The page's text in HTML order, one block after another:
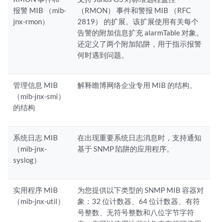
报警 MIB （mib-
jnx-rmon）
（RMON） 事件和警报 MIB （RFC
2819） 的扩展。该扩展使用有关每个
告警的附加信息扩充 alarmTable 对象。
还定义了两个附加陷阱，用于指示报警
何时遇到问题。
管理信息 MIB
（mib-jnx-smi）
的结构
解释瞻博网络企业专用 MIB 的结构。
系统日志 MIB
（mib-jnx-
syslog）
在出现重要系统日志消息时，支持通知
基于 SNMP 陷阱的应用程序。
实用程序 MIB
（mib-jnx-util）
为您提供以下类型的 SNMP MIB 容器对
象：32 位计数器、64 位计数器、有符
号整数、无符号整数和八位字节字符